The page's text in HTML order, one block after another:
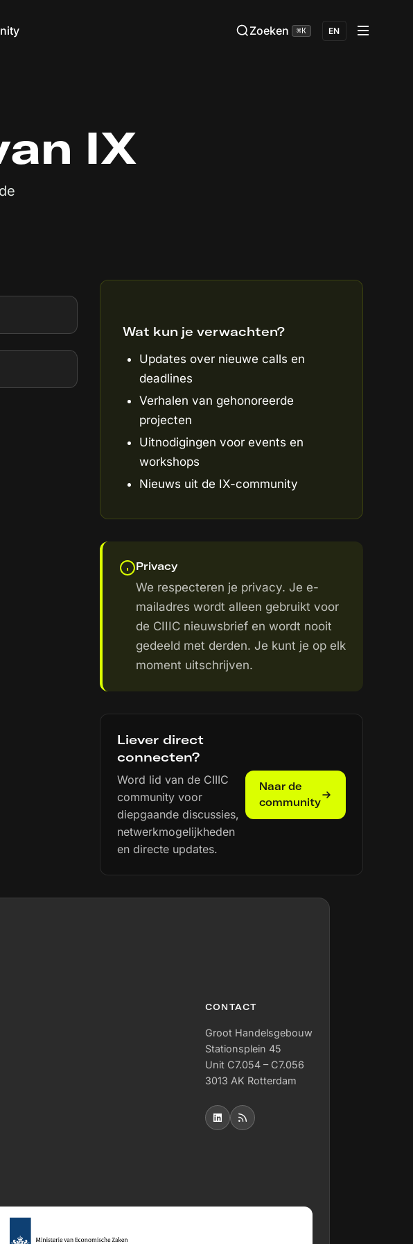
Zoeken ⌘K EN
IX
Wat kun je verwachten?
Updates over nieuwe calls en
deadlines
Verhalen van gehonoreerde
projecten
Uitnodigingen voor events en
workshops
Nieuws uit de IX-community
Privacy
We respecteren je privacy. Je e-
mailadres wordt alleen gebruikt voor
de CIIIC nieuwsbrief en wordt nooit
gedeeld met derden. Je kunt je op elk
moment uitschrijven.
Liever direct
connecten?
Word lid van de CIIIC
community voor
diepgaande discussies,
netwerkmogelijkheden
en directe updates.
Naar de
community
CONTACT
Groot Handelsgebouw
Stationsplein 45
Unit C7.054 – C7.056
3013 AK Rotterdam